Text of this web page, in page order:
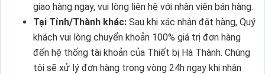
giao hàng ngay, vui lòng liên hệ với nhân viên bán hàng.
Tại Tỉnh/Thành khác: Sau khi xác nhận đặt hàng, Quý
khách vui lòng chuyển khoản 100% giá trị đơn hàng
đến hệ thống tài khoản của Thiết bị Hà Thành. Chúng
tôi sẽ xử lý đơn hàng trong vòng 24h ngay khi nhận